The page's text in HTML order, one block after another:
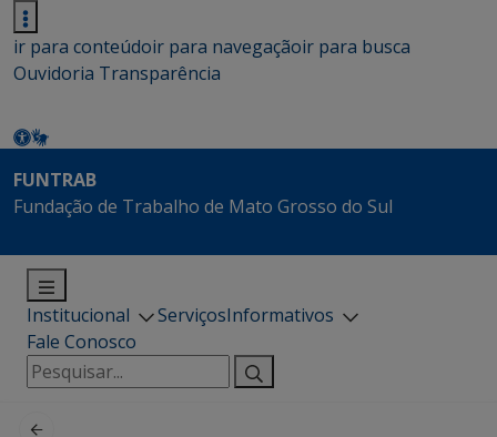
ir para conteúdoir para navegaçãoir para busca
Ouvidoria Transparência
FUNTRAB
Fundação de Trabalho de Mato Grosso do Sul
Institucional ServiçosInformativos
Fale Conosco
Pesquisar
por: